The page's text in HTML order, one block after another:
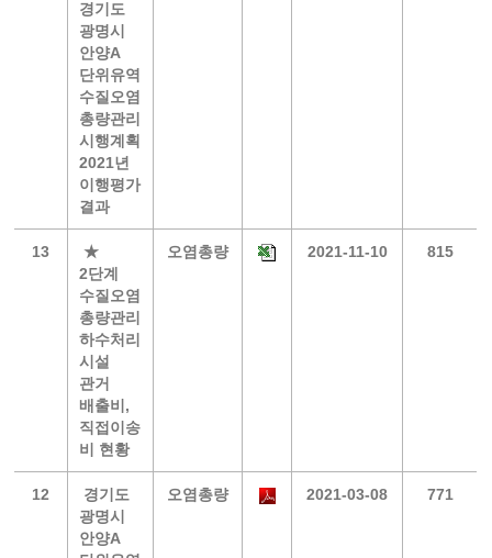
경기도
광명시
안양A
단위유역
수질오염
총량관리
시행계획
2021년
이행평가
결과
13
★
2단계
수질오염
총량관리
하수처리
시설
관거
배출비,
직접이송
비 현황
오염총량 2021-11-10 815
12
경기도
광명시
안양A
오염총량 2021-03-08 771